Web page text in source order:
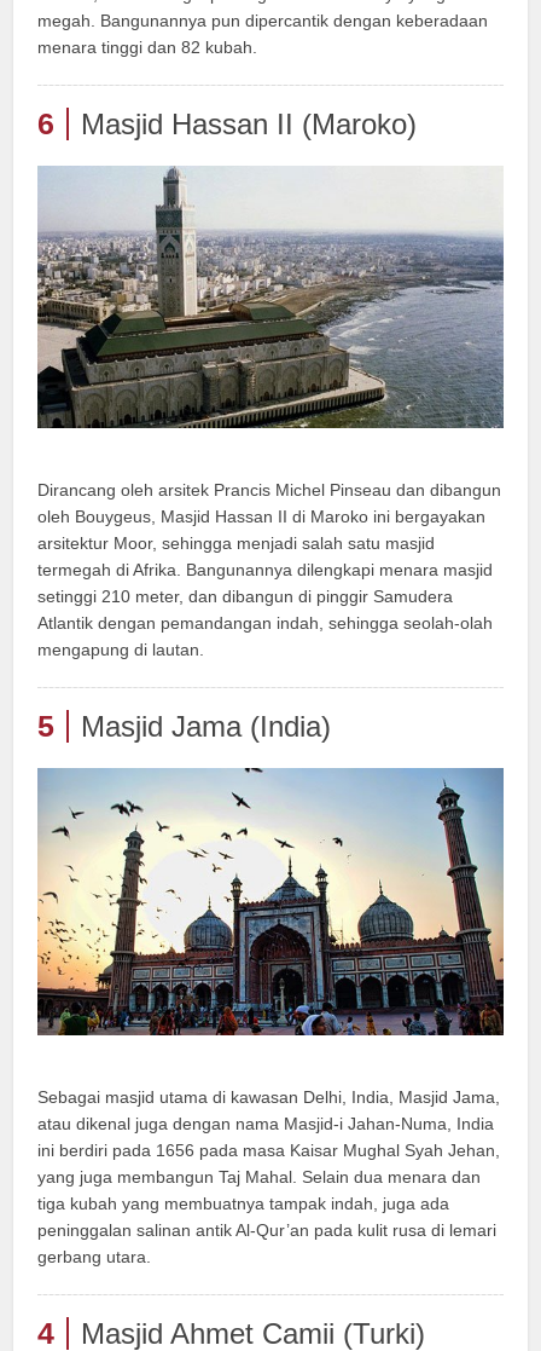
megah. Bangunannya pun dipercantik dengan keberadaan
menara tinggi dan 82 kubah.
6 Masjid Hassan II (Maroko)
Dirancang oleh arsitek Prancis Michel Pinseau dan dibangun
oleh Bouygeus, Masjid Hassan II di Maroko ini bergayakan
arsitektur Moor, sehingga menjadi salah satu masjid
termegah di Afrika. Bangunannya dilengkapi menara masjid
setinggi 210 meter, dan dibangun di pinggir Samudera
Atlantik dengan pemandangan indah, sehingga seolah-olah
mengapung di lautan.
5 Masjid Jama (India)
Sebagai masjid utama di kawasan Delhi, India, Masjid Jama,
atau dikenal juga dengan nama Masjid-i Jahan-Numa, India
ini berdiri pada 1656 pada masa Kaisar Mughal Syah Jehan,
yang juga membangun Taj Mahal. Selain dua menara dan
tiga kubah yang membuatnya tampak indah, juga ada
peninggalan salinan antik Al-Qur’an pada kulit rusa di lemari
gerbang utara.
4 Masjid Ahmet Camii (Turki)